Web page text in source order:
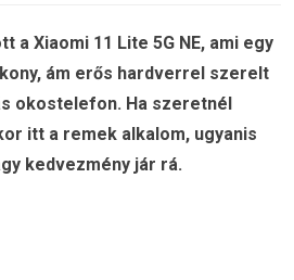
a Xiaomi 11 Lite 5G NE, ami egy
ám erős hardverrel szerelt
okostelefon. Ha szeretnél
itt a remek alkalom, ugyanis
kedvezmény jár rá.